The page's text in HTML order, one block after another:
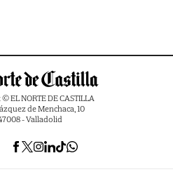
EL NORTE DE CASTILLA
de Menchaca, 10
- Valladolid